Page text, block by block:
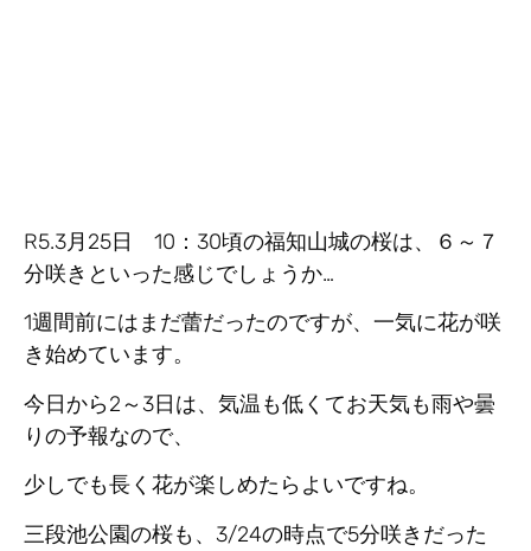
R5.3月25日 10：30頃の福知山城の桜は、６～７
分咲きといった感じでしょうか…
1週間前にはまだ蕾だったのですが、一気に花が咲
き始めています。
今日から2～3日は、気温も低くてお天気も雨や曇
りの予報なので、
少しでも長く花が楽しめたらよいですね。
三段池公園の桜も、3/24の時点で5分咲きだった